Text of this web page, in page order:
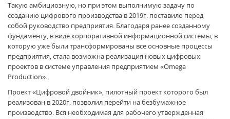
Такую амбициозную, но при этом выполнимую задачу по
созданию цифрового производства в 2019г. поставило перед
собой руководство предприятия. Благодаря ранее созданному
фундаменту, в виде корпоративной информационной системы, в
которую уже были трансформированы все основные процессы
предприятия, стала возможна реализация новых цифровых
проектов в системе управления предприятием «Omega
Production».
Проект «Цифровой двойник», пилотный проект которого был
реализован в 2020г. позволил перейти на безбумажное
производство. Вся необходимая для рабочего утвержденная